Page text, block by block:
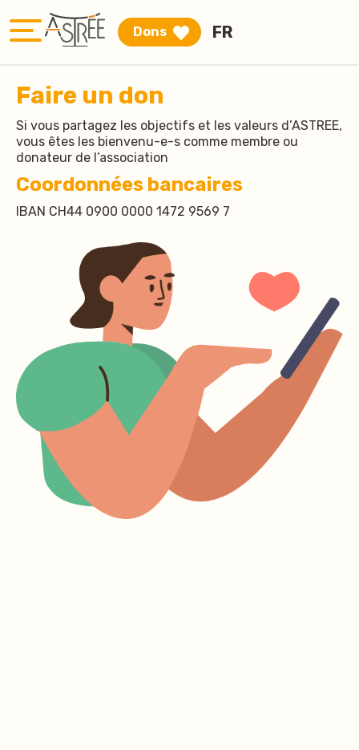
Dons FR
Faire un don
Si vous partagez les objectifs et les valeurs d’ASTREE,
vous êtes les bienvenu-e-s comme membre ou
donateur de l’association
Coordonnées bancaires
IBAN CH44 0900 0000 1472 9569 7